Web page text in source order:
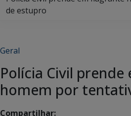
de estupro
Geral
Polícia Civil
homem por
Compartilhar: